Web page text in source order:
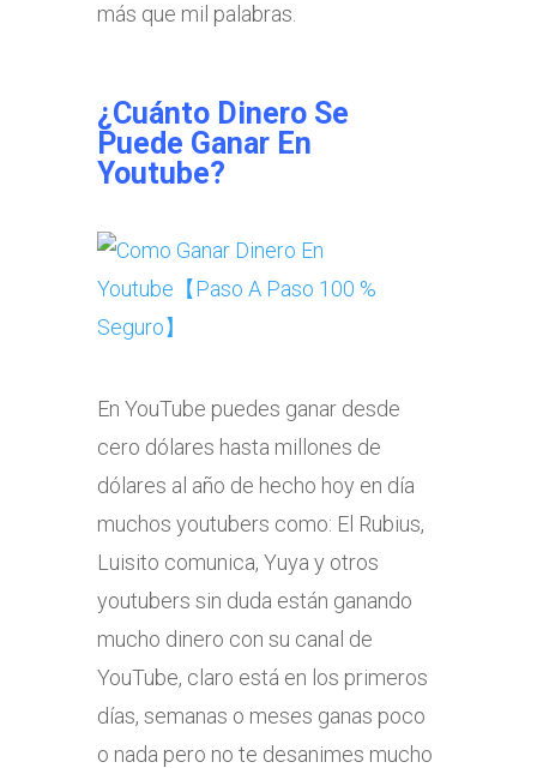
más que mil palabras.
¿Cuánto Dinero Se
Puede Ganar En
Youtube?
En YouTube puedes ganar desde
cero dólares hasta millones de
dólares al año de hecho hoy en día
muchos youtubers como: El Rubius,
Luisito comunica, Yuya y otros
youtubers sin duda están ganando
mucho dinero con su canal de
YouTube, claro está en los primeros
días, semanas o meses ganas poco
o nada pero no te desanimes mucho